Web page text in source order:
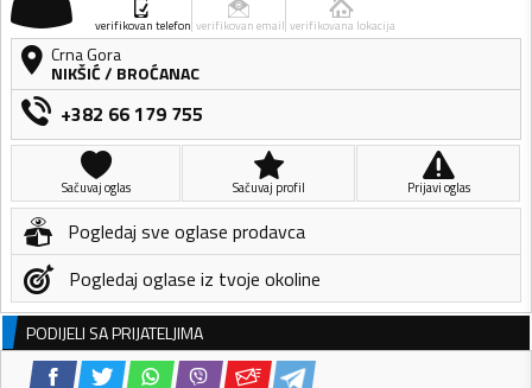
verifikovan telefon verifikovan email verifikovana lokacija
Crna Gora
NIKŠIĆ/ BROĆANAC
+382 66 179 755
Sačuvaj oglas Sačuvaj profil Prijavi oglas
Pogledaj sve oglase prodavca
Pogledaj oglase iz tvoje okoline
PODIJELI SA PRIJATELJIMA